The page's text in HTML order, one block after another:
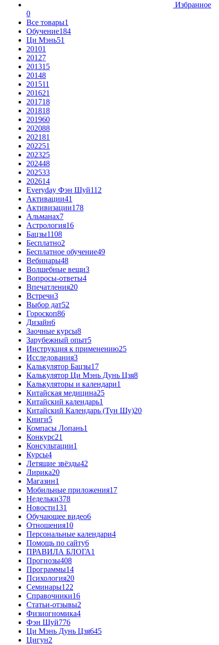
Избранное
0
Все товары1
Обучение184
Ци Мэнь51
20101
20127
201315
20148
201511
201621
201718
201818
201960
202088
202181
202251
202325
202448
202533
202614
Everyday Фэн Шуй112
Активации41
Активизации178
Альманах7
Астрология16
Бацзы1108
Бесплатно2
Бесплатное обучение49
Вебинары48
Волшебные вещи3
Вопросы-ответы4
Впечатления20
Встречи3
Выбор дат52
Гороскоп86
Дизайн6
Заочные курсы8
Зарубежный опыт5
Инструкция к применению25
Исследования3
Калькулятор Бацзы17
Калькулятор Ци Мэнь Дунь Цзя8
Калькуляторы и календари1
Китайская медицина25
Китайский календарь1
Китайский Календарь (Тун Шу)20
Книги5
Компасы Лопань1
Конкурс21
Консультации1
Курсы4
Летящие звёзды42
Лирика20
Магазин1
Мобильные приложения17
Недельки378
Новости131
Обучающее видео6
Отношения10
Персональные календари4
Помощь по сайту6
ПРАВИЛА БЛОГА1
Прогнозы408
Программы14
Психология20
Семинары122
Справочники16
Статьи-отзывы2
Физиогномика4
Фэн Шуй776
Ци Мэнь Дунь Цзя645
Цигун2